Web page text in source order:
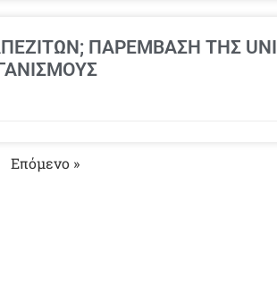
ΠΑΡΕΜΒΑΣΗ ΤΗΣ UNI
Επόμενο »